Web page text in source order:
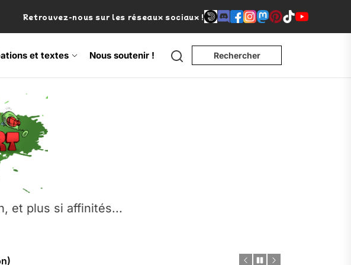
Retrouvez-nous sur les réseaux sociaux !
et textes Nous soutenir ! Search Rechercher
et plus si affinités...
en-Velin)
& Pierre Lacôte
Savoie)